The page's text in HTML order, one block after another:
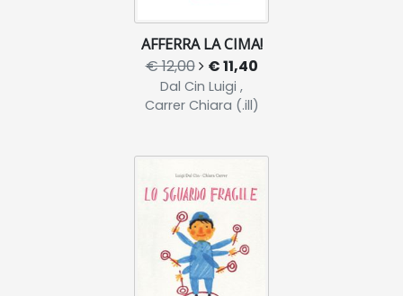
AFFERRA LA CIMA!
€ 12,00 € 11,40
Dal Cin Luigi ,
Carrer Chiara (.ill)